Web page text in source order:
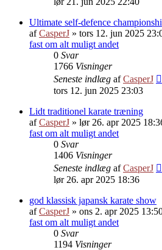
Ultimate self-defence
afCasperJ » tors 12. jun 2025
fast om alt muligt andet
0 Svar
1766 Visninger
Seneste indlæg afCasperJ
tors 12. jun 2025 23:03
Lidt traditionel karate træning
afCasperJ » lør 26. apr 2025
fast om alt muligt andet
0 Svar
1406 Visninger
Seneste indlæg afCasperJ
lør 26. apr 2025 18:36
god klassisk japansk karate show
afCasperJ » ons 2. apr 2025
fast om alt muligt andet
0 Svar
1194 Visninger